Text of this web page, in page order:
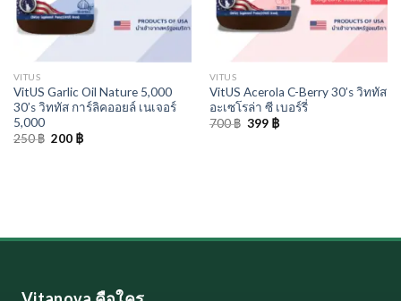
VITUS
VitUS Garlic Oil Nature 5,000
30’s วิททัส การ์ลิคออยล์ เนเจอร์
5,000
250฿ Original
200 ฿Current
VITUS
VitUS Acerola C-Berry 30’s วิททัส
อะเซโรล่า ซี เบอร์รี่
700฿ Original
399 ฿Current